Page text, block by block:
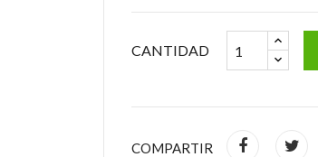
CANTIDAD
COMPARTIR